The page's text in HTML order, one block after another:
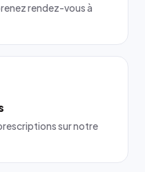
rendez-vous à
sur notre